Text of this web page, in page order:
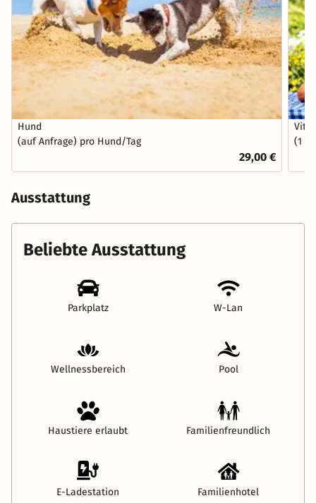
Hund
(auf Anfrage) pro Hund/Tag
29,00 €
(1
Ausstattung
Beliebte Ausstattung
Parkplatz W-Lan
Wellnessbereich Pool
Haustiere erlaubt Familienfreundlich
E-Ladestation Familienhotel